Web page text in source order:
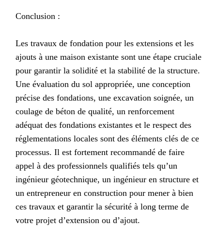
Conclusion :
Les travaux de fondation pour les extensions et les
ajouts à une maison existante sont une étape cruciale
pour garantir la solidité et la stabilité de la structure.
Une évaluation du sol appropriée, une conception
précise des fondations, une excavation soignée, un
coulage de béton de qualité, un renforcement
adéquat des fondations existantes et le respect des
réglementations locales sont des éléments clés de ce
processus. Il est fortement recommandé de faire
appel à des professionnels qualifiés tels qu’un
ingénieur géotechnique, un ingénieur en structure et
un entrepreneur en construction pour mener à bien
ces travaux et garantir la sécurité à long terme de
votre projet d’extension ou d’ajout.